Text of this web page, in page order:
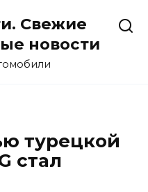
Свежие
новости
турецкой
стал